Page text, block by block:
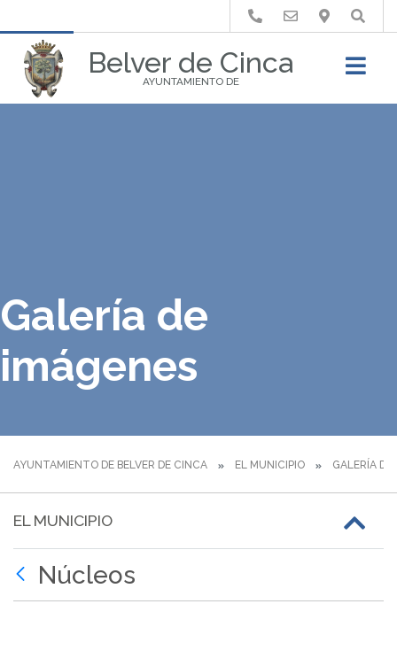
Belver de Cinca
AYUNTAMIENTO DE
Buscar
Galería de
imágenes
AYUNTAMIENTO DE BELVER DE CINCA EL MUNICIPIO GALERÍA DE
EL MUNICIPIO
Núcleos